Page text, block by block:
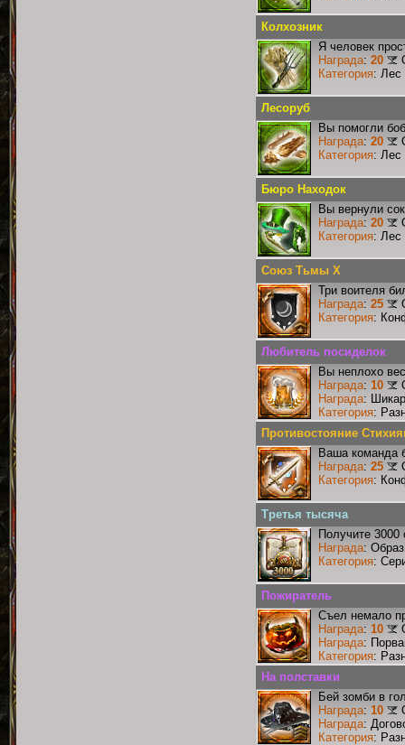
Колхозник
Я человек
Награда: 20
Категория: Лес
Лесоруб
Вы помогли
Награда: 20
Категория: Лес
Бюро Находок
Вы вернули
Награда: 20
Категория: Лес
Союз Тьмы X
Три воителя
Награда: 25
Категория:
Любитель посиделок
Вы неплохо
Награда: 10
Награда:
Категория:
Противостояние
Ваша команда
Награда: 25
Категория:
Третья тысяча
Получите 3000
Награда: Образ
Категория:
Пожиратель
Съел немало
Награда: 10
Награда:
Категория:
На полставки
Бей зомби в
Награда: 10
Награда:
Категория: